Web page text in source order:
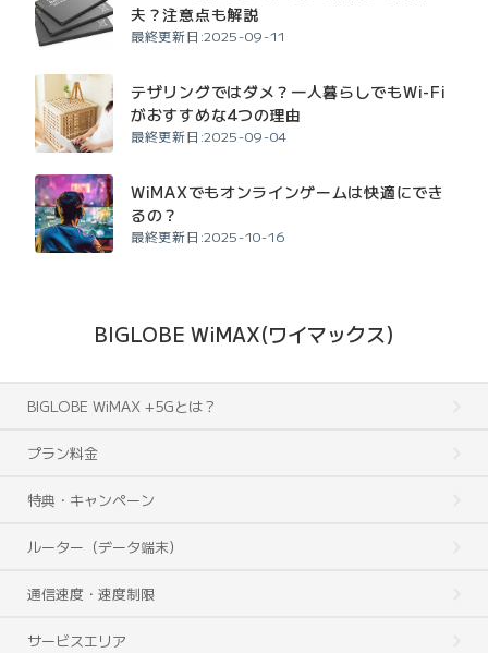
夫？注意点も解説
最終更新日:2025-09-11
テザリングではダメ？一人暮らしでもWi-Fi
がおすすめな4つの理由
最終更新日:2025-09-04
WiMAXでもオンラインゲームは快適にでき
るの？
最終更新日:2025-10-16
BIGLOBE WiMAX(ワイマックス)
BIGLOBE WiMAX +5Gとは？
プラン料金
特典・キャンペーン
ルーター（データ端末）
通信速度・速度制限
サービスエリア